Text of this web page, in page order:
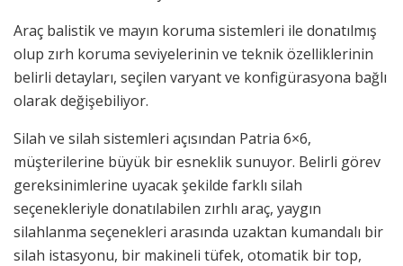
Araç balistik ve mayın koruma sistemleri ile donatılmış
olup zırh koruma seviyelerinin ve teknik özelliklerinin
belirli detayları, seçilen varyant ve konfigürasyona bağlı
olarak değişebiliyor.
Silah ve silah sistemleri açısından Patria 6×6,
müşterilerine büyük bir esneklik sunuyor. Belirli görev
gereksinimlerine uyacak şekilde farklı silah
seçenekleriyle donatılabilen zırhlı araç, yaygın
silahlanma seçenekleri arasında uzaktan kumandalı bir
silah istasyonu, bir makineli tüfek, otomatik bir top,